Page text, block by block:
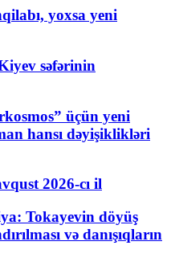
yoxsa yeni
səfərinin
üçün yeni
hansı dəyişiklikləri
2026-cı il
Tokayevin döyüş
və danışıqların